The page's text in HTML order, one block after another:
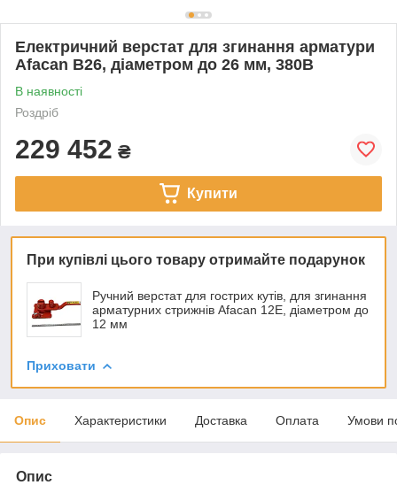
Електричний верстат для згинання арматури
Afacan B26, діаметром до 26 мм, 380В
В наявності
Роздріб
229 452 ₴
Купити
При купівлі цього товару отримайте подарунок
Ручний верстат для гострих кутів, для згинання
арматурних стрижнів Afacan 12E, діаметром до
12 мм
Приховати
Опис Характеристики Доставка Оплата Умови
Опис